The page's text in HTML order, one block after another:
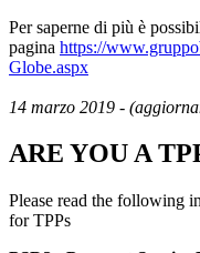
Per saperne di più è
pagina https://
Globe.aspx
14 marzo 2019 -
ARE YOU A
Please read the following
for TPPs